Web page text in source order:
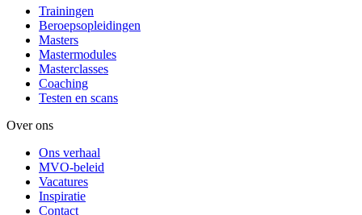
Trainingen
Beroepsopleidingen
Masters
Mastermodules
Masterclasses
Coaching
Testen en scans
Over ons
Ons verhaal
MVO-beleid
Vacatures
Inspiratie
Contact